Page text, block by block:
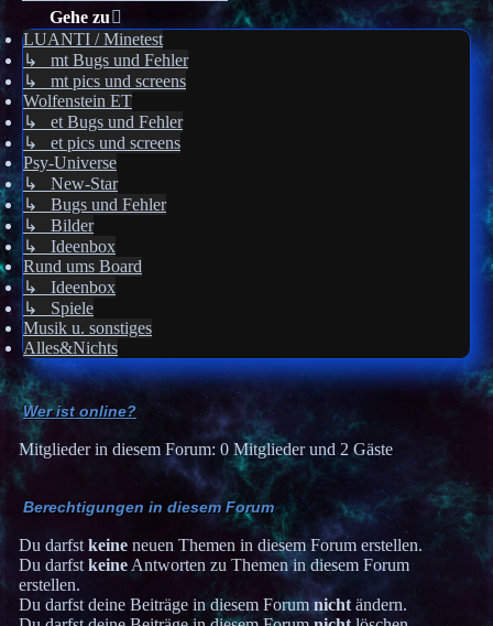
Gehe zu
LUANTI / Minetest
↳ mt Bugs und Fehler
↳ mt pics und screens
Wolfenstein ET
↳ et Bugs und Fehler
↳ et pics und screens
Psy-Universe
↳ New-Star
↳ Bugs und Fehler
↳ Bilder
↳ Ideenbox
Rund ums Board
↳ Ideenbox
↳ Spiele
Musik u. sonstiges
Alles&Nichts
Wer ist online?
Mitglieder in diesem Forum: 0 Mitglieder und 2 Gäste
Berechtigungen in diesem Forum
Du darfst keine neuen Themen in diesem Forum erstellen.
Du darfst keine Antworten zu Themen in diesem Forum
erstellen.
Du darfst deine Beiträge in diesem Forumnichtändern.